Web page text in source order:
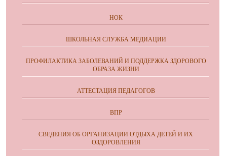
НОК
ШКОЛЬНАЯ СЛУЖБА МЕДИАЦИИ
ПРОФИЛАКТИКА ЗАБОЛЕВАНИЙ И ПОДДЕРЖКА ЗДОРОВОГО
ОБРАЗА ЖИЗНИ
АТТЕСТАЦИЯ ПЕДАГОГОВ
ВПР
СВЕДЕНИЯ ОБ ОРГАНИЗАЦИИ ОТДЫХА ДЕТЕЙ И ИХ
ОЗДОРОВЛЕНИЯ